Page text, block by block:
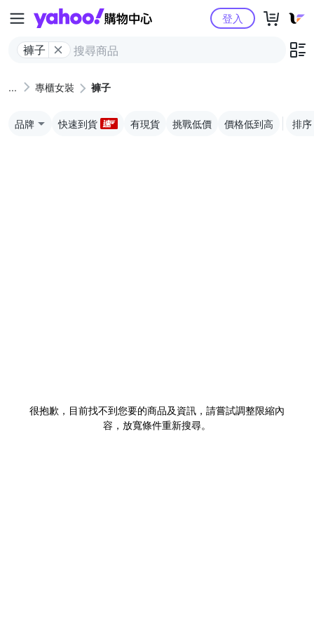
Yahoo購物中心
褲子
登入
專櫃女裝 褲子
品牌 快速到貨 有現貨 挑戰低價 價格低到高 排序
很抱歉，目前找不到您要的商品及資訊，請嘗試調整限縮內
容，放寬條件重新搜尋。